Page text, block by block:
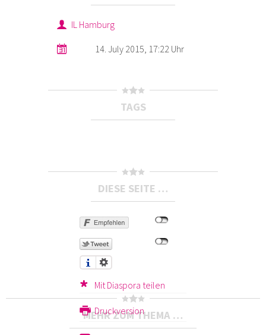
IL Hamburg
14. July 2015, 17:22 Uhr
TAGS
DIESE SEITE …
Mit Diaspora teilen
Druckversion
MEHR ZUM THEMA …